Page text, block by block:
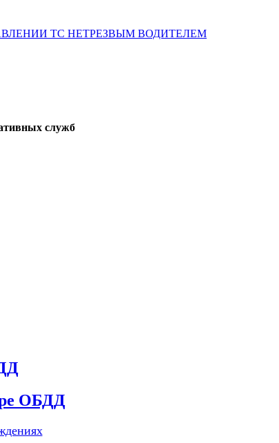
ТС НЕТРЕЗВЫМ ВОДИТЕЛЕМ
служб
ОБДД